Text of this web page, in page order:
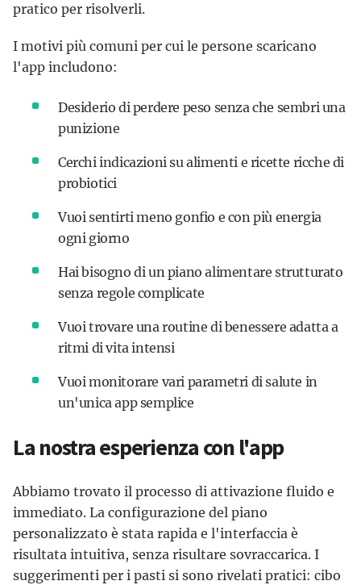
pratico per risolverli.
I motivi più comuni per cui le persone scaricano
l'app includono:
Desiderio di perdere peso senza che sembri una
punizione
Cerchi indicazioni su alimenti e ricette ricche di
probiotici
Vuoi sentirti meno gonfio e con più energia
ogni giorno
Hai bisogno di un piano alimentare strutturato
senza regole complicate
Vuoi trovare una routine di benessere adatta a
ritmi di vita intensi
Vuoi monitorare vari parametri di salute in
un'unica app semplice
La nostra esperienza con l'app
Abbiamo trovato il processo di attivazione fluido e
immediato. La configurazione del piano
personalizzato è stata rapida e l'interfaccia è
risultata intuitiva, senza risultare sovraccarica. I
suggerimenti per i pasti si sono rivelati pratici: cibo